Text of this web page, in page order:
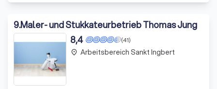
9.Maler- und Stukkateurbetrieb Thomas Jung
(41)
8,4
place Arbeitsbereich Sankt Ingbert